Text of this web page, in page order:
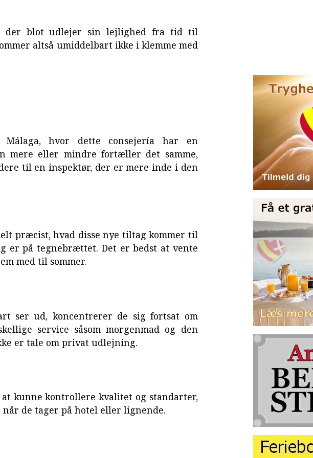
der blot udlejer sin lejlighed fra tid til
altså umiddelbart ikke i klemme med
hvor dette consejería har en
mere eller mindre fortæller det samme,
til en inspektør, der er mere inde i den
præcist, hvad disse nye tiltag kommer til
er på tegnebrættet. Det er bedst at vente
med til sommer.
ser ud, koncentrerer de sig fortsat om
service såsom morgenmad og den
er tale om privat udlejning.
kunne kontrollere kvalitet og standarter,
de tager på hotel eller lignende.